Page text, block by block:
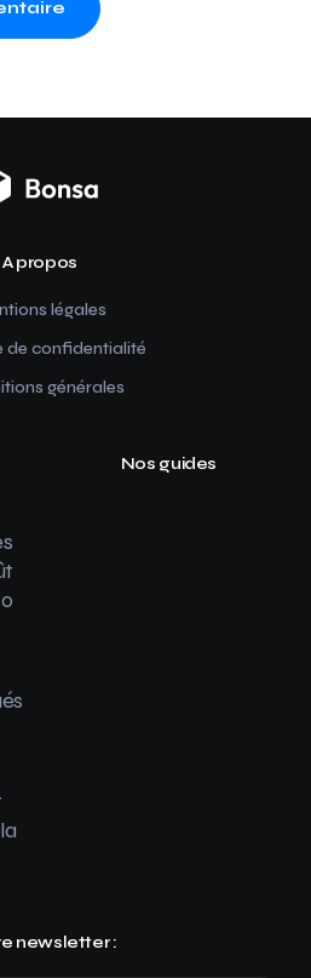
A propos
légales
de confidentialité
générales
Nos guides
newsletter :